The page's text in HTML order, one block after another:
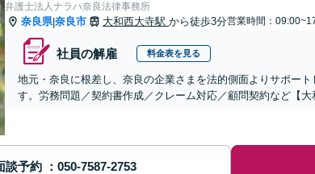
弁護士法人ナラハ奈良法律事務所
奈良県|奈良市 大和西大寺駅 から徒歩3分営業時間：
社員の解雇 料金表を見る
地元・奈良に根差し、奈良の企業さまを法的側面よりサポー
す。労務問題／契約書作成／クレーム対応／顧問契約など【大
談予約